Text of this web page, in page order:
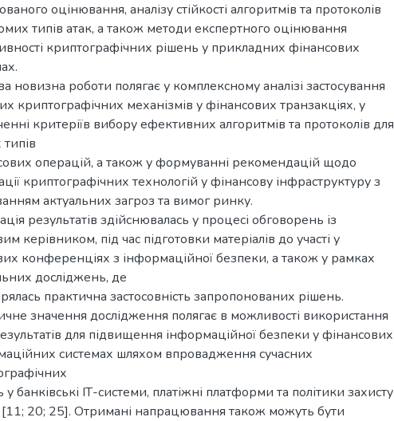
оцінювання, аналізу стійкості алгоритмів та протоколів
типів атак, а також методи експертного оцінювання
криптографічних рішень у прикладних фінансових
новизна роботи полягає у комплексному аналізі застосування
криптографічних механізмів у фінансових транзакціях, у
критеріїв вибору ефективних алгоритмів та протоколів для
операцій, а також у формуванні рекомендацій щодо
криптографічних технологій у фінансову інфраструктуру з
актуальних загроз та вимог ринку.
результатів здійснювалась у процесі обговорень із
керівником, під час підготовки матеріалів до участі у
конференціях з інформаційної безпеки, а також у рамках
досліджень, де
практична застосовність запропонованих рішень.
значення дослідження полягає в можливості використання
для підвищення інформаційної безпеки у фінансових
системах шляхом впровадження сучасних
у банківські ІТ-системи, платіжні платформи та політики захисту
20; 25]. Отримані напрацювання також можуть бути